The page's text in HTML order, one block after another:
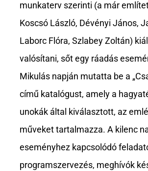
munkaterv szerinti (a már
Koscsó László, Dévényi János,
Laborc Flóra, Szlabey Zoltán)
valósítani, sőt egy ráadás
Mikulás napján mutatta be a
című katalógust, amely a
unokák által kiválasztott, az
műveket tartalmazza. A kilenc
eseményhez kapcsolódó
programszervezés, meghívók